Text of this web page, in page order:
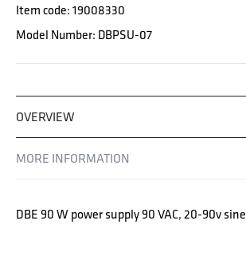
Item code: 19008330
Model Number: DBPSU-07
OVERVIEW
MORE INFORMATION
DBE 90 W power supply 90 VAC, 20-90v sine